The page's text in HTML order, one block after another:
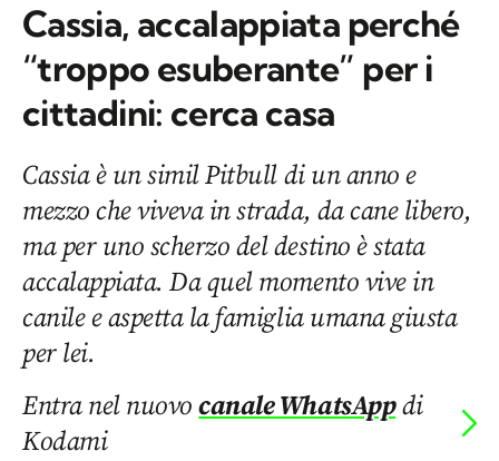
Cassia, accalappiata perché
“troppo esuberante” per i
cittadini: cerca casa
Cassia è un simil Pitbull di un anno e
mezzo che viveva in strada, da cane libero,
ma per uno scherzo del destino è stata
accalappiata. Da quel momento vive in
canile e aspetta la famiglia umana giusta
per lei.
Entra nel nuovocanale WhatsAppdi
Kodami